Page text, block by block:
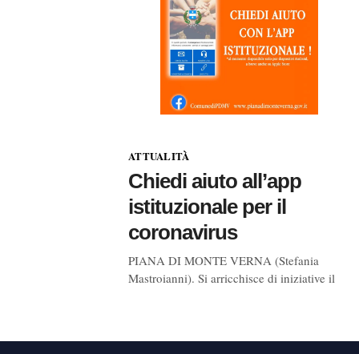
ATTUALITÀ
Chiedi aiuto all’app
istituzionale per il
coronavirus
PIANA DI MONTE VERNA (Stefania
Mastroianni). Si arricchisce di iniziative il